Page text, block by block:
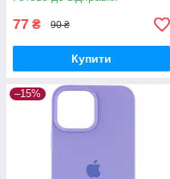
77 ₴ 90 ₴
Купити
–15%